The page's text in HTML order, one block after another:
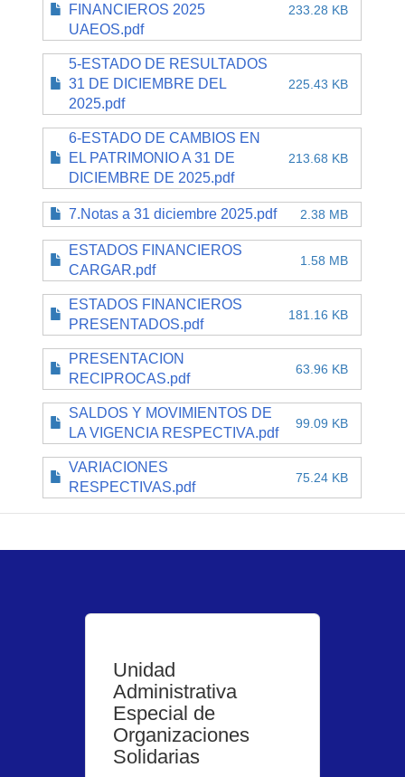
FINANCIEROS 2025
UAEOS.pdf
233.28 KB
5-ESTADO DE RESULTADOS
31 DE DICIEMBRE DEL
2025.pdf
225.43 KB
6-ESTADO DE CAMBIOS EN
EL PATRIMONIO A 31 DE
DICIEMBRE DE 2025.pdf
213.68 KB
7.Notas a 31 diciembre 2025.pdf 2.38 MB
ESTADOS FINANCIEROS
CARGAR.pdf
1.58 MB
ESTADOS FINANCIEROS
PRESENTADOS.pdf
181.16 KB
PRESENTACION
RECIPROCAS.pdf
63.96 KB
SALDOS Y MOVIMIENTOS DE
LA VIGENCIA RESPECTIVA.pdf
99.09 KB
VARIACIONES
RESPECTIVAS.pdf
75.24 KB
Unidad
Administrativa
Especial de
Organizaciones
Solidarias